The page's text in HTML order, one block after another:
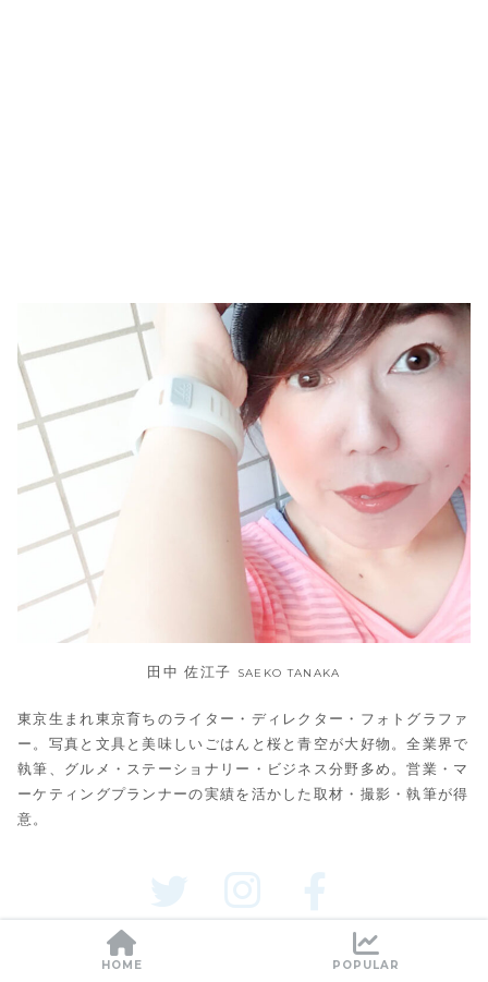
田中 佐江子 SAEKO TANAKA
東京生まれ東京育ちのライター・ディレクター・フォトグラファ
ー。写真と文具と美味しいごはんと桜と青空が大好物。全業界で
執筆、グルメ・ステーショナリー・ビジネス分野多め。営業・マ
ーケティングプランナーの実績を活かした取材・撮影・執筆が得
意。
HOME POPULAR